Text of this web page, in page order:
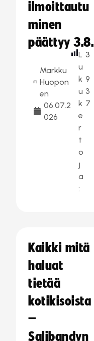
ilmoittautu
minen
päättyy 3.8.
Markku
Huopon
en
06.07.2
026
L
u
k
u
k
e
r
t
o
j
a
:
3
9
3
7
Kaikki mitä
haluat
tietää
kotikisoista
–
Salibandyn